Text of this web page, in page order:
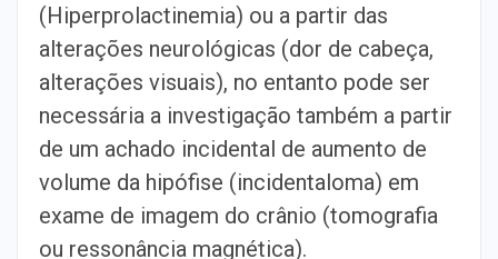
(Hiperprolactinemia) ou a partir das
alterações neurológicas (dor de cabeça,
alterações visuais), no entanto pode ser
necessária a investigação também a partir
de um achado incidental de aumento de
volume da hipófise (incidentaloma) em
exame de imagem do crânio (tomografia
ou ressonância magnética).